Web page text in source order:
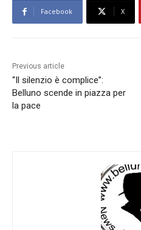
Facebook X
Previous article
“Il silenzio è complice”:
Belluno scende in piazza per
la pace